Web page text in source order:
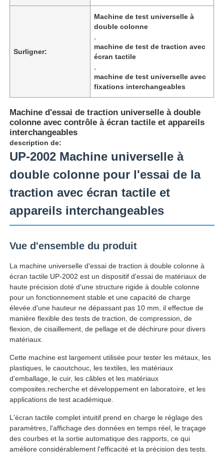
Aperçu
Produits
A propos de nous
Contrôle de la qualité
Contact
Équipement d'essai en laboratoire
Chambre d'essai environnemental
Machine de test universelle
Surligner:
Machine de test universelle à
double colonne
machine de test de traction avec
écran tactile
machine de test universelle avec
fixations interchangeables
Machine d'essai de traction universelle à double
colonne avec contrôle à écran tactile et appareils
interchangeables
description de:
UP-2002 Machine universelle à
double colonne pour l'essai de la
traction avec écran tactile et
appareils interchangeables
Vue d'ensemble du produit
La machine universelle d'essai de traction à double colonne à
écran tactile UP-2002 est un dispositif d'essai de matériaux de
haute précision doté d'une structure rigide à double colonne
pour un fonctionnement stable et une capacité de charge
élevée.d'une hauteur ne dépassant pas 10 mm, il effectue de
manière flexible des tests de traction, de compression, de
flexion, de cisaillement, de pellage et de déchirure pour divers
matériaux.
Cette machine est largement utilisée pour tester les métaux, les
plastiques, le caoutchouc, les textiles, les matériaux
d'emballage, le cuir, les câbles et les matériaux
composites.recherche et développement en laboratoire, et les
applications de test académique.
L'écran tactile complet intuitif prend en charge le réglage des
paramètres, l'affichage des données en temps réel, le traçage
des courbes et la sortie automatique des rapports, ce qui
améliore considérablement l'efficacité et la précision des tests.